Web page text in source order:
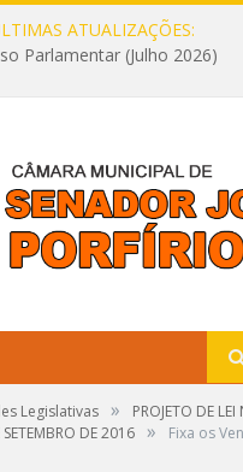
ATUALIZAÇÕES:
Parlamentar (Julho 2026)
Legislativas »
PROJETO DE LEI
DE 2016 »
Fixa os